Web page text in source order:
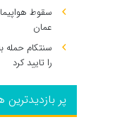
سقوط
عمان
سنتکام حمله
را تایید کرد
پر بازدیدترین